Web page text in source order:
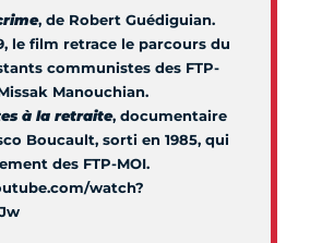
, de Robert Guédiguian.
le film retrace le parcours du
communistes des FTP-
Manouchian.
à la retraite, documentaire
Boucault, sorti en 1985, qui
des FTP-MOI.
watch?